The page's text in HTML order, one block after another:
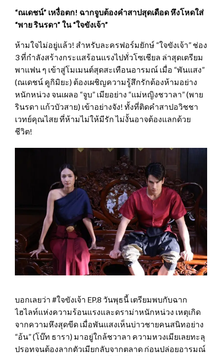
“ณเดชน์” เหงื่อตก! ฉากจูบต้องคำสาปสุดเดือด หึงโหดใส่
“พาย รินรดา” ใน “ใจขังเจ้า”
ห้ามใจไม่อยู่แล้ว! สำหรับละครฟอร์มยักษ์ “ใจขังเจ้า” ช่อง
3 ที่กำลังสร้างกระแสร้อนแรงไปทั่วโซเชียล ล่าสุดเตรียม
พาแฟน ๆ เข้าสู่โมเมนต์สุดสะเทือนอารมณ์ เมื่อ “พันแสง”
(ณเดชน์ คูกิมิยะ) ต้องเผชิญความรู้สึกรักต้องห้ามอย่าง
หนักหน่วง จนเผลอ “จูบ” เมียอย่าง “แม่หญิงชวาลา” (พาย
รินรดา แก้วบัวสาย) เข้าอย่างจัง! ทั้งที่ติดคำสาปอวิชชา
เวทย์คุณไสย ที่ห้ามไม่ให้มีรัก ไม่งั้นอาจต้องแลกด้วย
ชีวิต!
บอกเลยว่า #ใจขังเจ้า EP.8 วันพุธนี้ เตรียมพบกับฉาก
ไฮไลท์แห่งความร้อนแรงและดราม่าหนักหน่วง เหตุเกิด
จากความหึงสุดขีด เมื่อพันแสงเห็นบ่าวชายคนสนิทอย่าง
“อ้น” (โบ๊ท ธารา) มาอยู่ใกล้ชวาลา ความหวงเมียเลยทะลุ
ปรอทจนต้องลากตัวเมียกลับจากตลาด ก่อนปล่อยอารมณ์